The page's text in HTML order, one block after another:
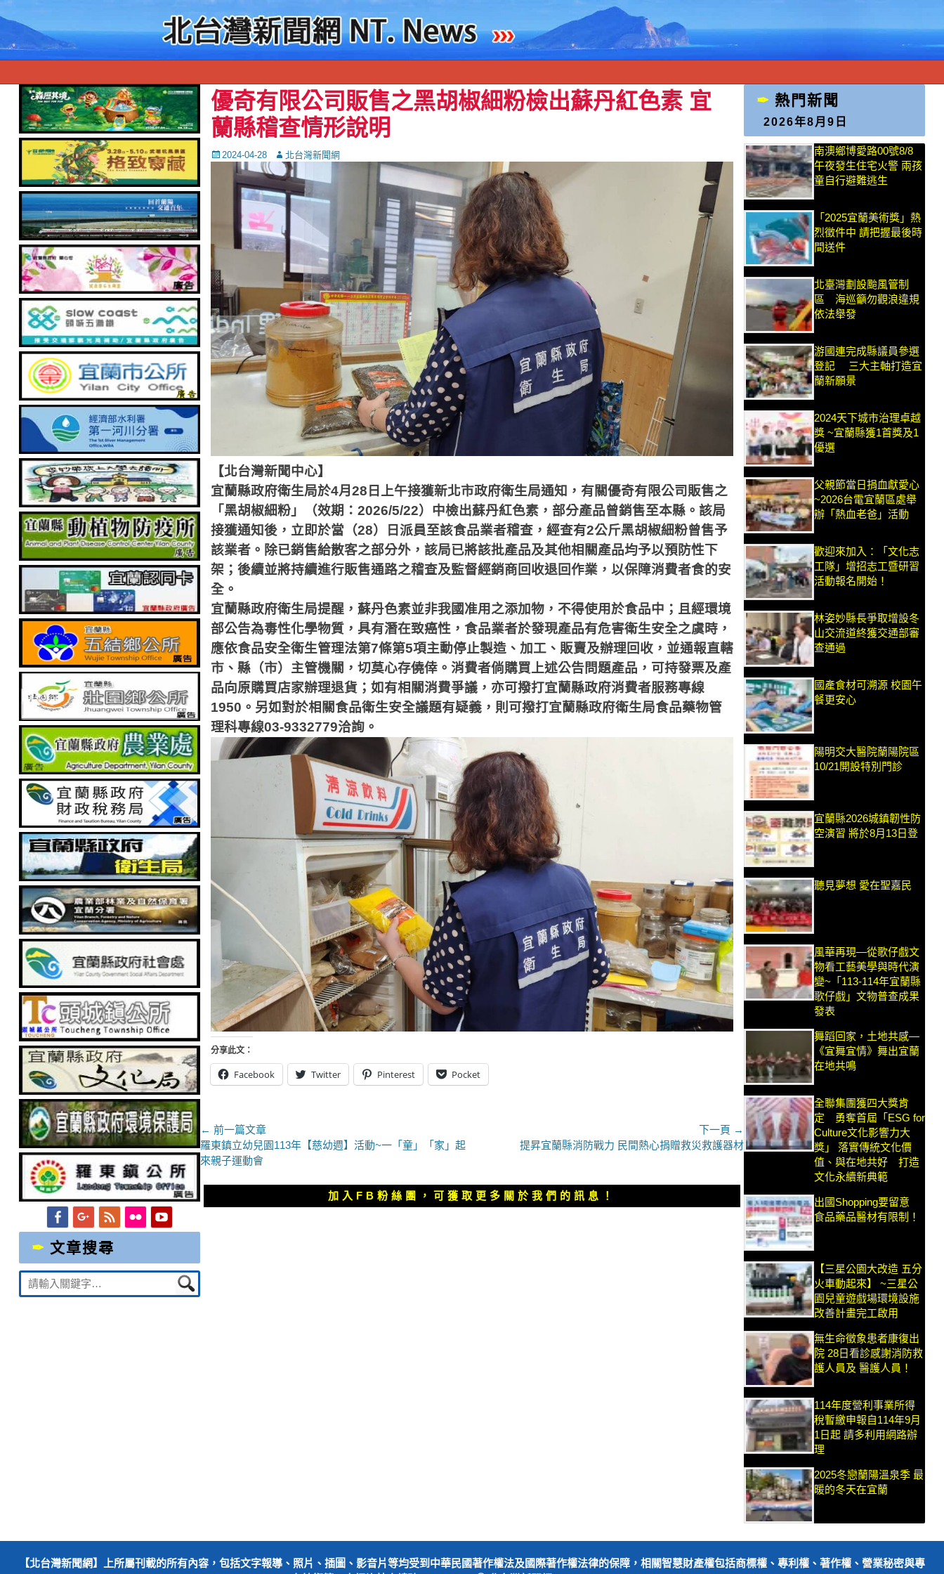
優奇有限公司販售之黑胡椒細粉檢出蘇丹紅色素 宜
蘭縣稽查情形說明
Posted
2024-04-28 Autor北台灣新聞網
【北台灣新聞中心】
宜蘭縣政府衛生局於4月 28 日上午接獲新北市政府衛生局通知，有關優奇有限公司販售之
「黑胡椒細粉」（效期： 2026/5/22）中檢出蘇丹紅色素，部分產品曾銷售至本縣。該局
接獲通知後，立即於當（28）日派員至該食品業者稽查，經查有2公斤黑胡椒細粉曾售予
該業者。除已銷售給散客之部分外，該局已將該批產品及其他相關產品均予以預防性下
架；後續並將持續進行販售通路之稽查及監督經銷商回收退回作業，以保障消費者食的安
全。
宜蘭縣政府衛生局提醒，蘇丹色素並非我國准用之添加物，不得使用於食品中；且經環境
部公告為毒性化學物質，具有潛在致癌性，食品業者於發現產品有危害衛生安全之虞時，
應依食品安全衛生管理法第7條第5項主動停止製造、加工、販賣及辦理回收，並通報直轄
市、縣（市）主管機關，切莫心存僥倖。消費者倘購買上述公告問題產品，可持發票及產
品向原購買店家辦理退貨；如有相關消費爭議，亦可撥打宜蘭縣政府消費者服務專線
1950 。另如對於相關食品衛生安全議題有疑義，則可撥打宜蘭縣政府衛生局食品藥物管
理科專線03-9332779洽詢。
分享此文：
Facebook Twitter Pinterest Pocket
文
章
導
覽
← 前一篇文章
上
一
章：
羅東鎮立幼兒園113年【慈幼週】活動~一「童」「家」起
來親子運動會
下一頁 →
文
章：
提昇宜蘭縣消防戰力 民間熱心捐贈救災救護器材
加入FB粉絲團，可獲取更多關於我們的訊息！
熱門新聞
2026年8月9日
南澳鄉博愛路00號8/8
午夜發生住宅火警 兩孩
童自行避難逃生
「2025宜蘭美術獎」熱
烈徵件中 請把握最後時
間送件
北臺灣劃設颱風管制
區 海巡籲勿觀浪違規
依法舉發
游國連完成縣議員參選
登記 三大主軸打造宜
蘭新願景
2024天下城市治理卓越
獎 ~宜蘭縣獲1首獎及1
優選
父親節當日捐血獻愛心
~2026台電宜蘭區處舉
辦「熱血老爸」活動
歡迎來加入：「文化志
工隊」增招志工暨研習
活動報名開始！
林姿妙縣長爭取增設冬
山交流道終獲交通部審
查通過
國產食材可溯源 校園午
餐更安心
陽明交大醫院蘭陽院區
10/21開設特別門診
宜蘭縣2026城鎮韌性防
空演習 將於8月13日登
聽見夢想 愛在聖嘉民
風華再現—從歌仔戲文
物看工藝美學與時代演
變~「113-114年宜蘭縣
歌仔戲」文物普查成果
發表
舞蹈回家，土地共感—
《宜舞宜情》舞出宜蘭
在地共鳴
全聯集團獲四大獎肯
定 勇奪首屆「ESG for
Culture文化影響力大
獎」 落實傳統文化價
值、與在地共好 打造
文化永續新典範
出國Shopping要留意
食品藥品醫材有限制！
【三星公園大改造 五分
火車動起來】 ~三星公
園兒童遊戲場環境設施
改善計畫完工啟用
無生命徵象患者康復出
院 28日看診感謝消防救
護人員及 醫護人員！
114年度營利事業所得
稅暫繳申報自114年9月
1日起 請多利用網路辦
理
2025冬戀蘭陽溫泉季 最
暖的冬天在宜蘭
FacebookGoogleplus
FeedFlickrYouTube
文章搜尋
Suche
nach:
【北台灣新聞網】上所屬刊載的所有內容，包括文字報導、照片、插圖、影音片等均受到中華民國著作權法及國際著作權法律的保障，相關智慧財產權包括商標權、專利權、著作權、營業秘密與專